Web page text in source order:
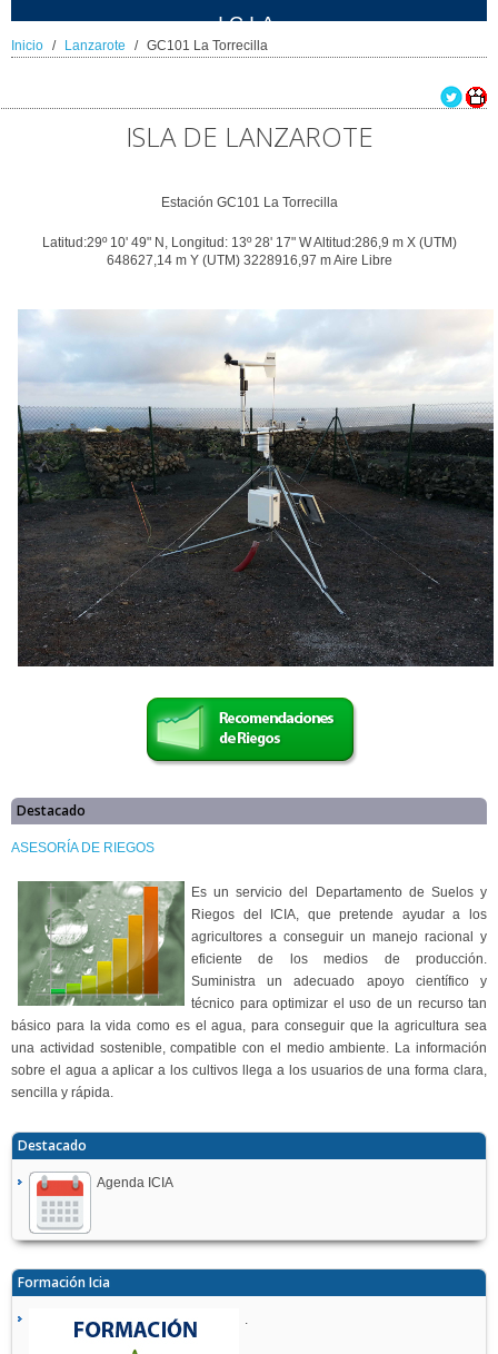
ICIA
Inicio Lanzarote GC101 La Torrecilla
ISLA DE LANZAROTE
Estación GC101 La Torrecilla
Latitud:29º 10' 49" N, Longitud: 13º 28' 17" W Altitud:286,9 m X (UTM)
648627,14 m Y (UTM) 3228916,97 m Aire Libre
Destacado
ASESORÍA DE RIEGOS
Es un servicio del Departamento de Suelos y
Riegos del ICIA, que pretende ayudar a los
agricultores a conseguir un manejo racional y
eficiente de los medios de producción.
Suministra un adecuado apoyo científico y
técnico para optimizar el uso de un recurso tan
básico para la vida como es el agua, para conseguir que la agricultura sea
una actividad sostenible, compatible con el medio ambiente. La información
sobre el agua a aplicar a los cultivos llega a los usuarios de una forma clara,
sencilla y rápida.
Destacado
Agenda ICIA
Formación Icia
.